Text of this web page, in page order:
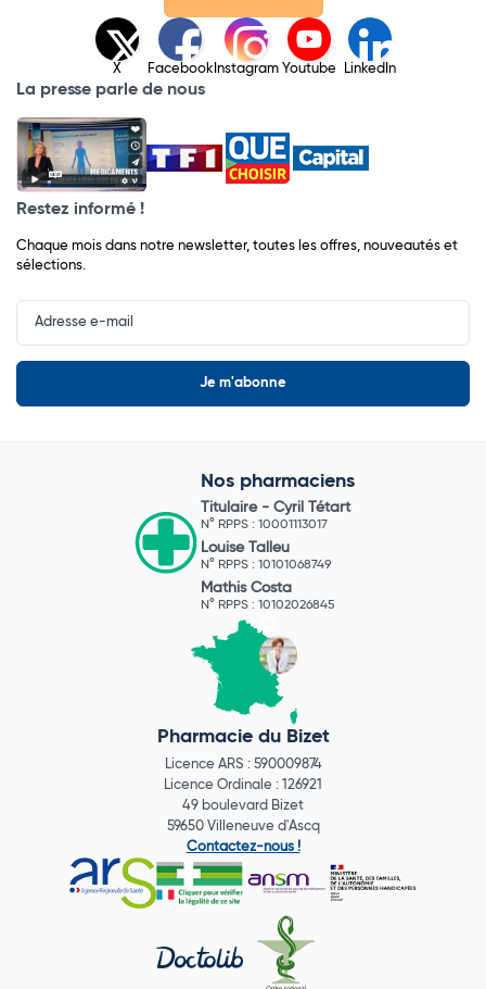
X Facebook Instagram Youtube LinkedIn
La presse parle de nous
Restez informé !
Chaque mois dans notre newsletter, toutes les offres, nouveautés et
sélections.
Input
Newsletter
Nos pharmaciens
Titulaire - Cyril Tétart
N° RPPS : 10001113017
Louise Talleu
N° RPPS : 10101068749
Mathis Costa
N° RPPS : 10102026845
Pharmacie du Bizet
Licence ARS : 590009874
Licence Ordinale : 126921
49 boulevard Bizet
59650 Villeneuve d'Ascq
Contactez-nous !